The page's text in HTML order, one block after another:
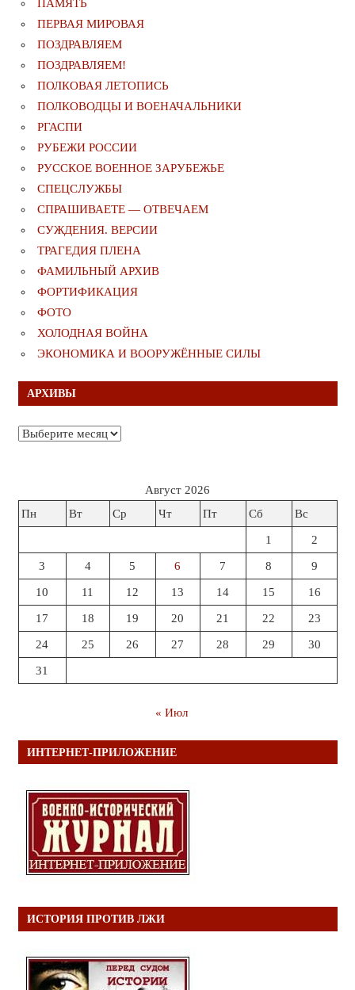
ПАМЯТЬ
ПЕРВАЯ МИРОВАЯ
ПОЗДРАВЛЯЕМ
ПОЗДРАВЛЯЕМ!
ПОЛКОВАЯ ЛЕТОПИСЬ
ПОЛКОВОДЦЫ И ВОЕНАЧАЛЬНИКИ
РГАСПИ
РУБЕЖИ РОССИИ
РУССКОЕ ВОЕННОЕ ЗАРУБЕЖЬЕ
СПЕЦСЛУЖБЫ
СПРАШИВАЕТЕ — ОТВЕЧАЕМ
СУЖДЕНИЯ. ВЕРСИИ
ТРАГЕДИЯ ПЛЕНА
ФАМИЛЬНЫЙ АРХИВ
ФОРТИФИКАЦИЯ
ФОТО
ХОЛОДНАЯ ВОЙНА
ЭКОНОМИКА И ВООРУЖЁННЫЕ СИЛЫ
АРХИВЫ
Архивы
Август 2026
Пн
Вт Ср Чт Пт Сб Вс
1 2
3 4 5 6 7 8 9
10 11 12 13 14 15 16
17 18 19 20 21 22 23
24 25 26 27 28 29 30
31
« Июл
ИНТЕРНЕТ-ПРИЛОЖЕНИЕ
ИСТОРИЯ ПРОТИВ ЛЖИ